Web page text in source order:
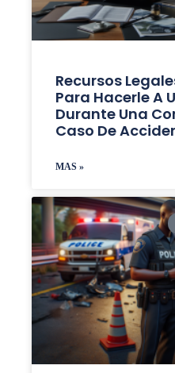
Recursos
Para Hacerle A
Durante Una
Caso De
MAS »